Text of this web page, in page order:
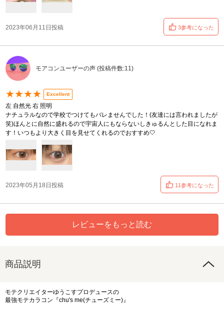
2023年06月11日投稿 3参考になった
モアコンユーザーの声 (投稿件数:11)
★★★★ Excellent
左 自然光 右 照明
ナチュラルなので学校でつけてもバレませんでした！(友達には言われましたが
笑)ほんとに自然に盛れるので宇宙人にもならないしきゅるんとした目になれま
す！いつもより大きく目を見せてくれるのでおすすめ🤍
2023年05月18日投稿 11参考になった
レビューをもっと読む
商品説明
モテクリエイターゆうこすプロデュースの
最強モテカラコン『chu's me(チューズミー)』